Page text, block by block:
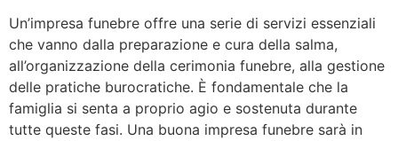
Un’impresa funebre offre una serie di servizi essenziali
che vanno dalla preparazione e cura della salma,
all’organizzazione della cerimonia funebre, alla gestione
delle pratiche burocratiche. È fondamentale che la
famiglia si senta a proprio agio e sostenuta durante
tutte queste fasi. Una buona impresa funebre sarà in